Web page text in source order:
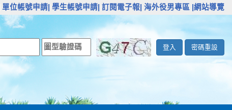
單位帳號申請| 學生帳號申請| 訂閱電子報| 海外役男專區 |網站導覽
登入 密碼重設